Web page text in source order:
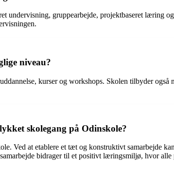
undervisning, gruppearbejde, projektbaseret læring
niveau?
kurser og workshops. Skolen tilbyder
skolegang på Odinskole?
Ved at etablere et tæt og konstruktivt samarbejde
bidrager til et positivt læringsmiljø, hvor